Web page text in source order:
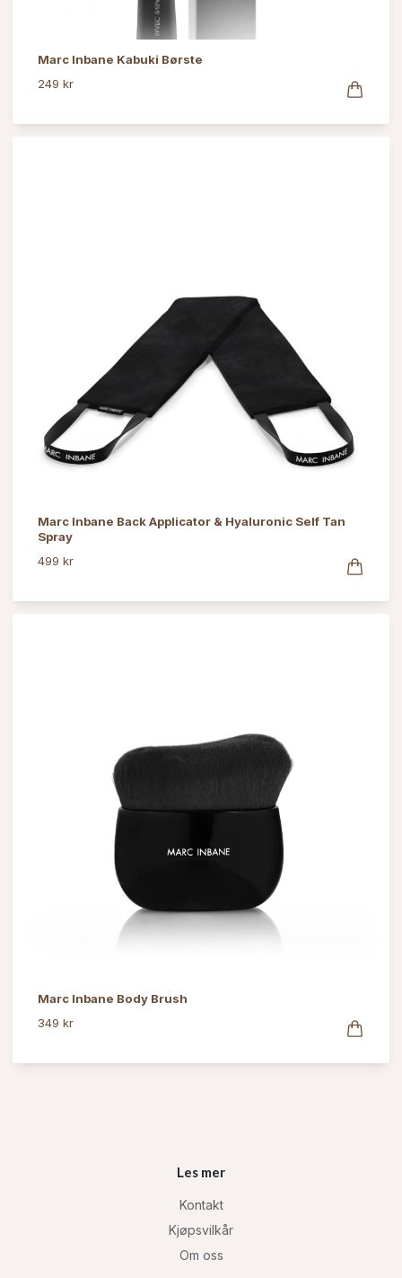
Marc Inbane Kabuki Børste
249 kr
Marc Inbane Back Applicator & Hyaluronic Self Tan
Spray
499 kr
Marc Inbane Body Brush
349 kr
Les mer
Kontakt
Kjøpsvilkår
Om oss